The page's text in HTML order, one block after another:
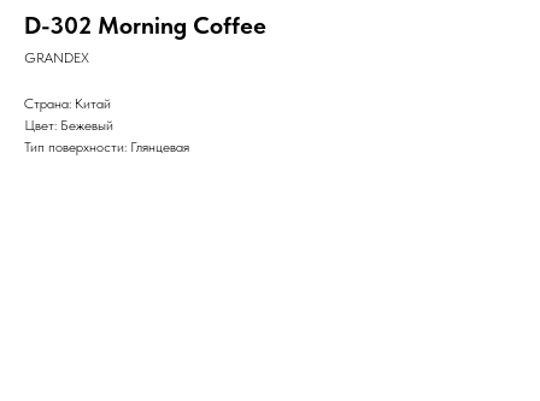
D-302 Morning Coffee
GRANDEX
Страна: Китай
Цвет: Бежевый
Тип поверхности: Глянцевая